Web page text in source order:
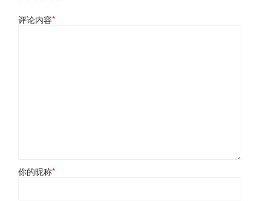
评论内容*
你的昵称*